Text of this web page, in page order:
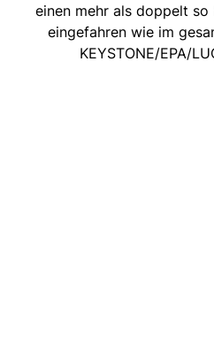
einen mehr als doppelt
eingefahren wie im
KEYSTONE/EPA/